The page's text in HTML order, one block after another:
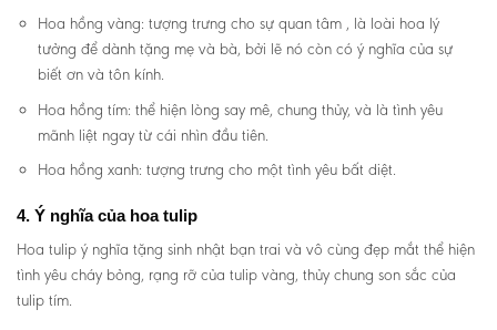
Hoa hồng vàng: tượng trưng cho sự quan tâm , là loài hoa lý
tưởng để dành tặng mẹ và bà, bởi lẽ nó còn có ý nghĩa của sự
biết ơn và tôn kính.
Hoa hồng tím: thể hiện lòng say mê, chung thủy, và là tình yêu
mãnh liệt ngay từ cái nhìn đầu tiên.
Hoa hồng xanh: tượng trưng cho một tình yêu bất diệt.
4. Ý nghĩa của hoa tulip
Hoa tulip ý nghĩa tặng sinh nhật bạn trai và vô cùng đẹp mắt thể hiện
tình yêu cháy bỏng, rạng rỡ của tulip vàng, thủy chung son sắc của
tulip tím.